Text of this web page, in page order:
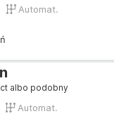
Automat.
albo podobny
Automat.